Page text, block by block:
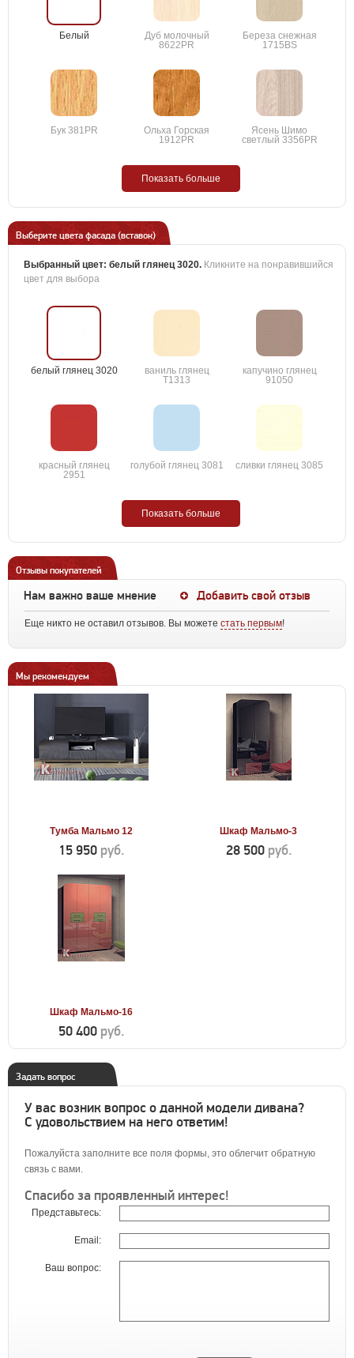
Белый
Дуб молочный
8622PR
Береза снежная
1715BS
Бук 381PR
Ольха Горская
1912PR
Ясень Шимо
светлый 3356PR
Показать больше
Выберите цвета фасада (вставок)
Выбранный цвет: белый глянец 3020. Кликните на понравившийся
цвет для выбора
белый глянец 3020
ваниль глянец
T1313
капучино глянец
91050
красный глянец
2951
голубой глянец 3081 сливки глянец 3085
Показать больше
Отзывы покупателей
Нам важно ваше мнение Добавить свой отзыв
Еще никто не оставил отзывов. Вы можете стать первым!
Мы рекомендуем
Тумба Мальмо 12
15 950 руб.
Шкаф Мальмо-3
28 500 руб.
Шкаф Мальмо-16
50 400 руб.
Задать вопрос
У вас возник вопрос о данной модели дивана?
С удовольствием на него ответим!
Пожалуйста заполните все поля формы, это облегчит обратную
связь с вами.
Спасибо за проявленный интерес!
Представьтесь:
Email:
Ваш вопрос: